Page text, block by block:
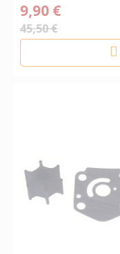
9,90 €
45,50 €